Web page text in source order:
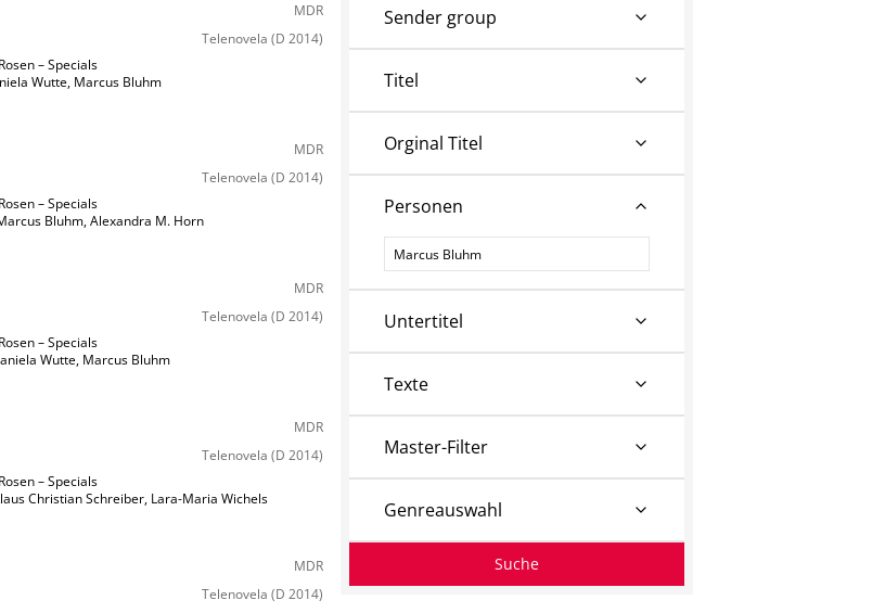
MDR
Telenovela (D 2014)
– Specials
Wutte, Marcus Bluhm
MDR
Telenovela (D 2014)
– Specials
Bluhm,Alexandra M. Horn
MDR
Telenovela (D 2014)
– Specials
Wutte, Marcus Bluhm
MDR
Telenovela (D 2014)
– Specials
Christian Schreiber, Lara-Maria Wichels
MDR
Telenovela (D 2014)
Sender group
Titel
Orginal Titel
Personen
Personen
Untertitel
Texte
Master-Filter
Genreauswahl
Suche